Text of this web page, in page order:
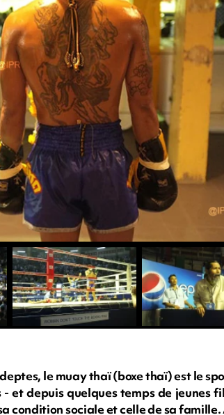
le muay thaï (boxe thaï) est le
et depuis quelques temps de jeunes
condition sociale et celle de sa famille.